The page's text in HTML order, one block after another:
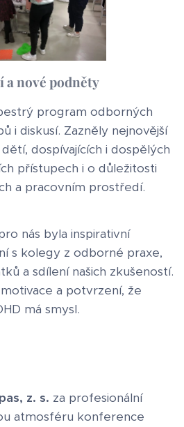
nové podněty
program odborných
i diskusí. Zazněly nejnovější
dospívajících i dospělých
přístupech i o důležitosti
a pracovním prostředí.
nás byla inspirativní
s kolegy z odborné praxe,
a sdílení našich zkušeností.
a potvrzení, že
má smysl.
z. s. za profesionální
atmosféru konference